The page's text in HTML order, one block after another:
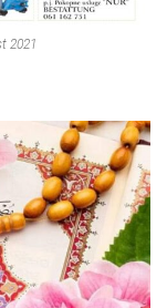
2021